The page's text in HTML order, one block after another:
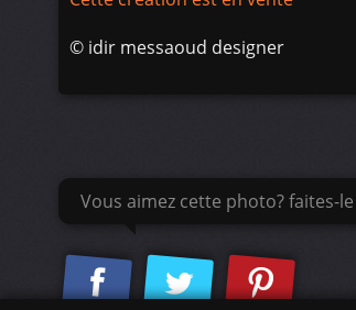
© idir messaoud designer
Vous aimez cette photo? faites-